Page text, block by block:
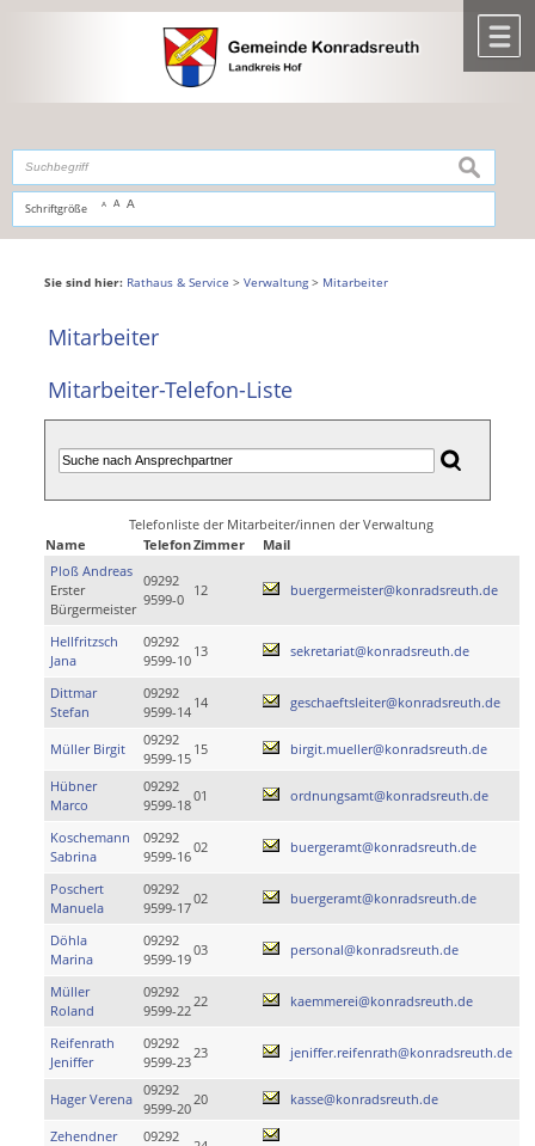
,zur Navigationoderzur Startseitespringen.
Schriftgröße A A A
suchen
Sie sind hier: Rathaus & Service > Verwaltung> Mitarbeiter
Mitarbeiter
Mitarbeiter-Telefon-Liste
Telefonliste der Mitarbeiter/innen der Verwaltung
Name
TelefonZimmer
Mail
Ploß Andreas
Erster
Bürgermeister
09292
9599-0
12 buergermeister@konradsreuth.de
Hellfritzsch
Jana
09292
9599-10
13 sekretariat@konradsreuth.de
Dittmar
Stefan
09292
9599-14
14 geschaeftsleiter@konradsreuth.de
Müller Birgit
09292
9599-15
15 birgit.mueller@konradsreuth.de
Hübner
Marco
09292
9599-18
01 ordnungsamt@konradsreuth.de
Koschemann
Sabrina
09292
9599-16
02 buergeramt@konradsreuth.de
Poschert
Manuela
09292
9599-17
02 buergeramt@konradsreuth.de
Döhla
Marina
09292
9599-19
03 personal@konradsreuth.de
Müller
Roland
09292
9599-22
22 kaemmerei@konradsreuth.de
Reifenrath
Jeniffer
09292
9599-23
23 jeniffer.reifenrath@konradsreuth.de
Hager Verena
09292
9599-20
20 kasse@konradsreuth.de
Zehendner
09292